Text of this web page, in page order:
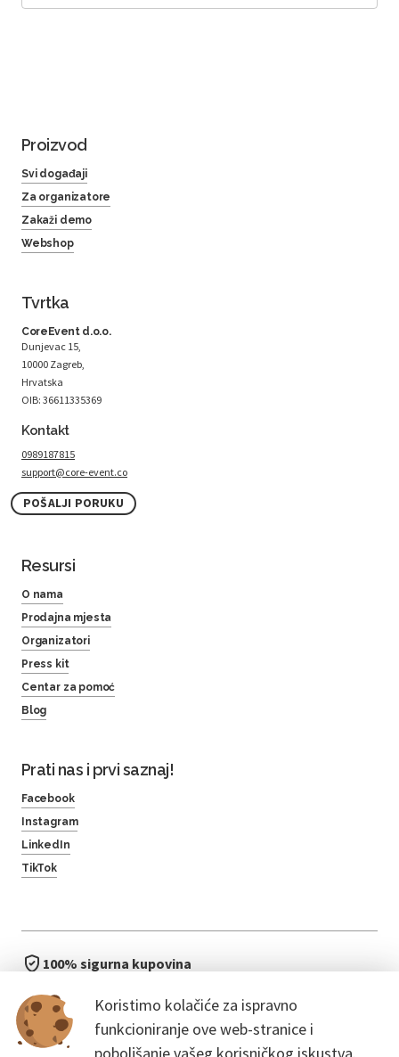
Koristimo kolačiće za ispravno
funkcioniranje ove web-stranice i
Proizvod
Svi događaji
Za organizatore
Zakaži demo
Webshop
Tvrtka
CoreEvent d.o.o.
Dunjevac 15,
10000 Zagreb,
Hrvatska
OIB: 36611335369
Kontakt
0989187815
support@core-event.co
POŠALJI PORUKU
Resursi
O nama
Prodajna mjesta
Organizatori
Press kit
Centar za pomoć
Blog
Prati nas i prvi saznaj!
Facebook
Instagram
LinkedIn
TikTok
100% sigurna kupovina
bez čekanja u redu